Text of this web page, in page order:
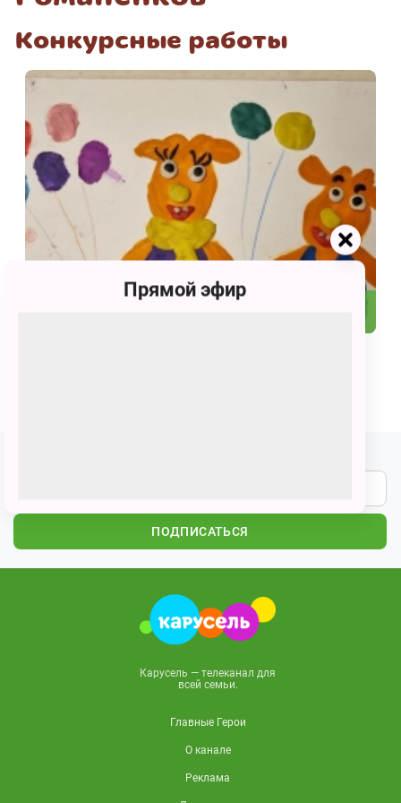
Конкурсные работы
ПОДПИСАТЬСЯ
Карусель — телеканал для
всей семьи.
Главные Герои
О канале
Реклама
Прямой эфир